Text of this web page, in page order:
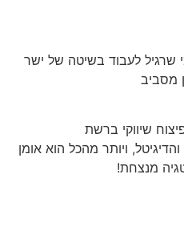
שרגיל לעבוד בשיטה של ישר
מסביב
ויותר מהכל הוא אומן
מנצחת!